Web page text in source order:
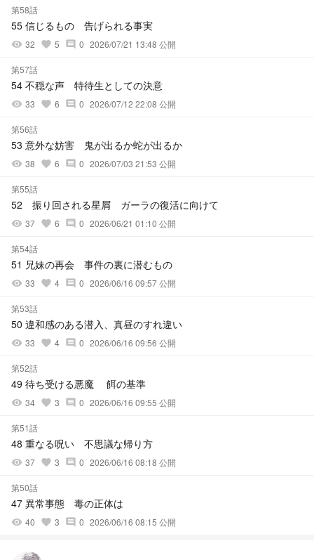
第58話
55 信じるもの 告げられる事実
visibility 32 favorite 5 comment 0 2026/07/21 13:48 公開
第57話
54 不穏な声 特待生としての決意
visibility 33 favorite 6 comment 0 2026/07/12 22:08 公開
第56話
53 意外な妨害 鬼が出るか蛇が出るか
visibility 38 favorite 6 comment 0 2026/07/03 21:53 公開
第55話
52 振り回される星屑 ガーラの復活に向けて
visibility 37 favorite 6 comment 0 2026/06/21 01:10 公開
第54話
51 兄妹の再会 事件の裏に潜むもの
visibility 33 favorite 4 comment 0 2026/06/16 09:57 公開
第53話
50 違和感のある潜入、真昼のすれ違い
visibility 33 favorite 4 comment 0 2026/06/16 09:56 公開
第52話
49 待ち受ける悪魔 餌の基準
visibility 34 favorite 3 comment 0 2026/06/16 09:55 公開
第51話
48 重なる呪い 不思議な帰り方
visibility 37 favorite 3 comment 0 2026/06/16 08:18 公開
第50話
47 異常事態 毒の正体は
visibility 40 favorite 3 comment 0 2026/06/16 08:15 公開